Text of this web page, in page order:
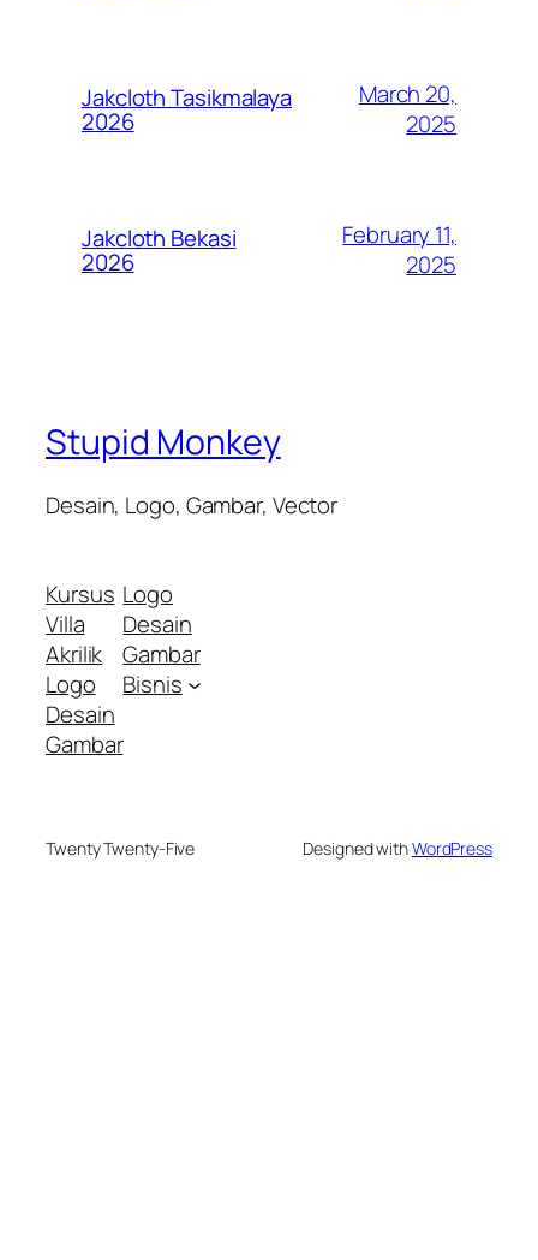
Jakcloth Tasikmalaya
2026
March 20,
2025
Jakcloth Bekasi
2026
February 11,
2025
Stupid Monkey
Desain, Logo, Gambar, Vector
Kursus
Villa
Akrilik
Logo
Desain
Gambar
Logo
Desain
Gambar
Bisnis
Twenty Twenty-Five Designed withWordPress